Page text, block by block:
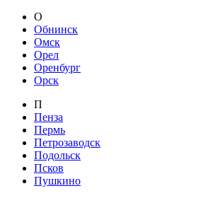
О
Обнинск
Омск
Орел
Оренбург
Орск
П
Пенза
Пермь
Петрозаводск
Подольск
Псков
Пушкино